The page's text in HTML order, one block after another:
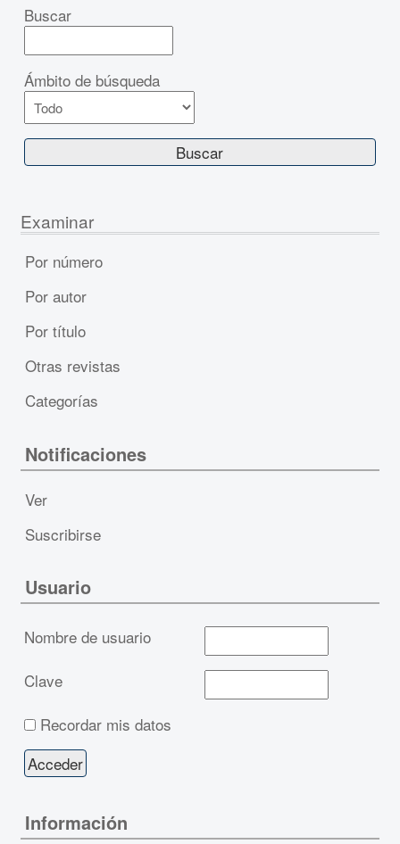
Buscar
Ámbito de búsqueda
Examinar
Por número
Por autor
Por título
Otras revistas
Categorías
Notificaciones
Ver
Suscribirse
Usuario
Nombre de usuario
Clave
Recordar mis datos
Información